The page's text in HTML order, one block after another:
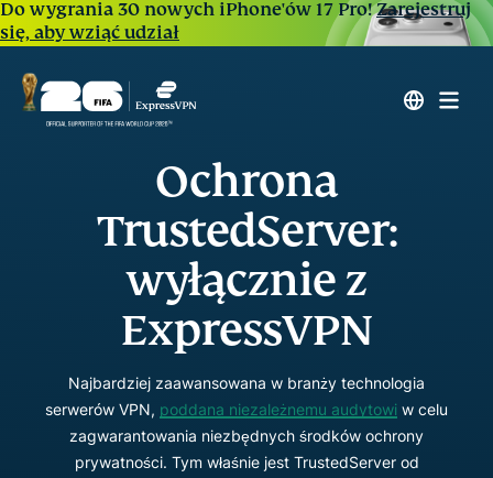
Do wygrania 30 nowych iPhone'ów 17 Pro!Zarejestruj
się, aby wziąć udział
Ochrona
TrustedServer:
wyłącznie z
ExpressVPN
Najbardziej zaawansowana w branży technologia
serwerów VPN, poddana niezależnemu audytowi w celu
zagwarantowania niezbędnych środków ochrony
prywatności. Tym właśnie jest TrustedServer od